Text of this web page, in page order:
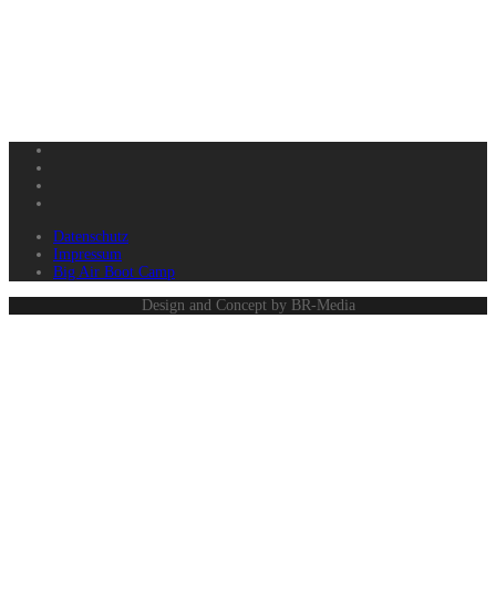
Datenschutz
Impressum
Big Air Boot Camp
Design and Concept by BR-Media